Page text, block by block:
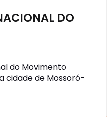
DO
do Movimento
cidade de Mossoró-